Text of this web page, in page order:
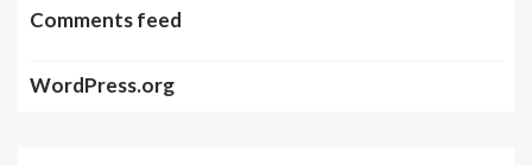
Comments feed
WordPress.org